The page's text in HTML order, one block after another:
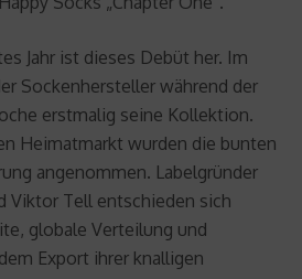
Jahr ist dieses Debüt her. Im
Sockenhersteller während der
erstmalig seine Kollektion.
Heimatmarkt wurden die bunten
angenommen. Labelgründer
Viktor Tell entschieden sich
globale Verteilung und
Export ihrer knalligen